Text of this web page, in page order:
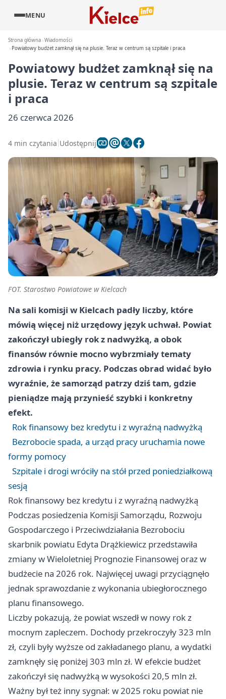
MENU
Strona główna Wiadomości
Powiatowy budżet zamknął się na plusie. Teraz w centrum są szpitale i praca
Powiatowy budżet zamknął się na
plusie. Teraz w centrum są szpitale
i praca
26 czerwca 2026
4 min czytania Udostępnij
FOT. Starostwo Powiatowe w Kielcach
Na sali komisji w Kielcach padły liczby, które
mówią więcej niż urzędowy język uchwał. Powiat
zakończył ubiegły rok z nadwyżką, a obok
finansów równie mocno wybrzmiały tematy
zdrowia i rynku pracy. Podczas obrad widać było
wyraźnie, że samorząd patrzy dziś tam, gdzie
pieniądze mają przynieść szybki i konkretny
efekt.
Rok finansowy bez kredytu i z wyraźną nadwyżką
Bezrobocie spada, a urząd pracy uruchamia nowe
formy pomocy
Szpitale i drogi wróciły na stół przed poniedziałkową
sesją
Rok finansowy bez kredytu i z wyraźną nadwyżką
Podczas posiedzenia Komisji Samorządu, Rozwoju
Gospodarczego i Przeciwdziałania Bezrobociu
skarbnik powiatu Edyta Drążkiewicz przedstawiła
zmiany w Wieloletniej Prognozie Finansowej oraz w
budżecie na 2026 rok. Najwięcej uwagi przyciągnęło
jednak sprawozdanie z wykonania ubiegłorocznego
planu finansowego.
Liczby pokazują, że powiat wszedł w nowy rok z
mocnym zapleczem. Dochody przekroczyły 323 mln
zł, czyli były wyższe od zakładanego planu, a wydatki
zamknęły się poniżej 303 mln zł. W efekcie budżet
zakończył się nadwyżką w wysokości 20,5 mln zł.
Ważny był też inny sygnał: w 2025 roku powiat nie